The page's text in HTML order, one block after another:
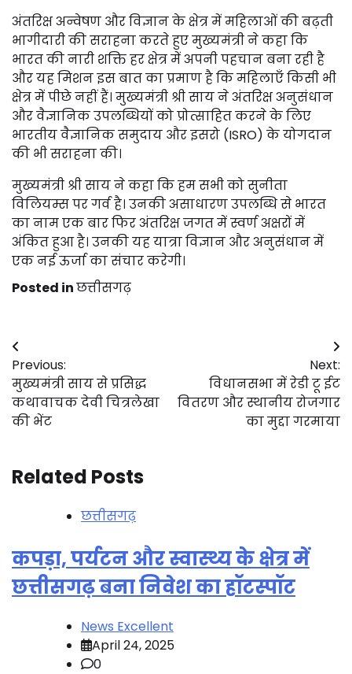
अंतरिक्ष अन्वेषण और विज्ञान के क्षेत्र में महिलाओं की बढ़ती
भागीदारी की सराहना करते हुए मुख्यमंत्री ने कहा कि
भारत की नारी शक्ति हर क्षेत्र में अपनी पहचान बना रही है
और यह मिशन इस बात का प्रमाण है कि महिलाएँ किसी भी
क्षेत्र में पीछे नहीं हैं। मुख्यमंत्री श्री साय ने अंतरिक्ष अनुसंधान
और वैज्ञानिक उपलब्धियों को प्रोत्साहित करने के लिए
भारतीय वैज्ञानिक समुदाय और इसरो (ISRO) के योगदान
की भी सराहना की।
मुख्यमंत्री श्री साय ने कहा कि हम सभी को सुनीता
विलियम्स पर गर्व है। उनकी असाधारण उपलब्धि से भारत
का नाम एक बार फिर अंतरिक्ष जगत में स्वर्ण अक्षरों में
अंकित हुआ है। उनकी यह यात्रा विज्ञान और अनुसंधान में
एक नई ऊर्जा का संचार करेगी।
Posted inछत्तीसगढ़
Post
navigation
Previous:
मुख्यमंत्री साय से प्रसिद्ध
कथावाचक देवी चित्रलेखा
की भेंट
Next:
विधानसभा में रेडी टू ईट
वितरण और स्थानीय रोजगार
का मुद्दा गरमाया
Related Posts
छत्तीसगढ़
कपड़ा, पर्यटन और स्वास्थ्य के क्षेत्र में
छत्तीसगढ़ बना निवेश का हॉटस्पॉट
News Excellent
April 24, 2025
0